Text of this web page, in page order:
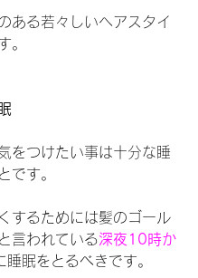
ある若々しいヘアスタイ
。
をつけたい事は十分な睡
です。
するためには髪のゴール
言われている深夜10時か
睡眠をとるべきです。